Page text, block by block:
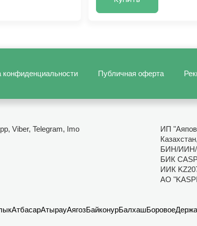
конфиденциальности Публичная оферта
Viber, Telegram, Imo
ИП
Казахстан,
БИН/ИИН/
БИК
ИИК
АО
АтбасарАтырауАягозБайконурБалхашБоровое